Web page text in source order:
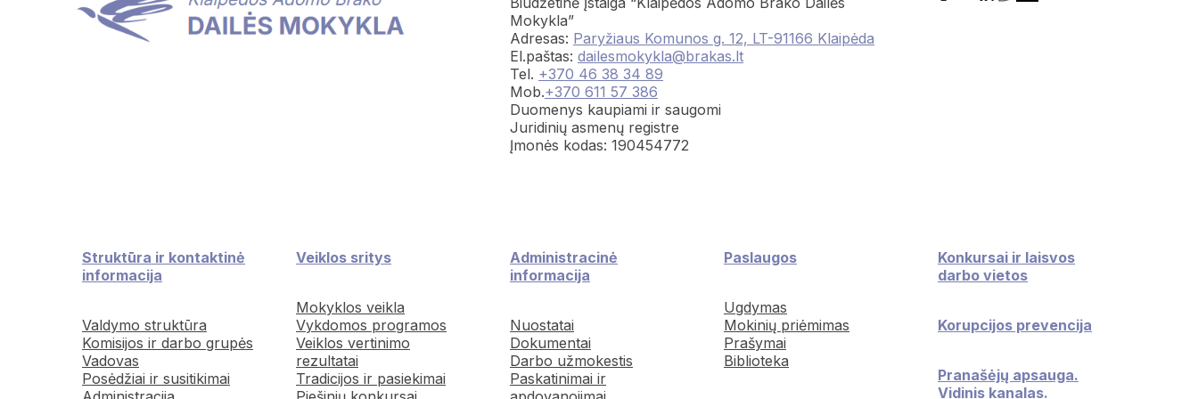
Mokykla”
Adresas: Paryžiaus Komunos g. 12, LT-91166 Klaipėda
El.paštas: dailesmokykla@brakas.lt
Tel. +370 46 38 34 89
Mob.+370 611 57 386
Duomenys kaupiami ir saugomi
Juridinių asmenų registre
Įmonės kodas: 190454772
Struktūra ir kontaktinė
informacija
Valdymo struktūra
Komisijos ir darbo grupės
Vadovas
Posėdžiai ir susitikimai
Veiklos sritys
Mokyklos veikla
Vykdomos programos
Veiklos vertinimo
rezultatai
Tradicijos ir pasiekimai
Administracinė
informacija
Nuostatai
Dokumentai
Darbo užmokestis
Paskatinimai ir
Paslaugos
Ugdymas
Mokinių priėmimas
Prašymai
Biblioteka
Konkursai ir laisvos
darbo vietos
Korupcijos prevencija
Pranašėjų apsauga.
Vidinis kanalas.